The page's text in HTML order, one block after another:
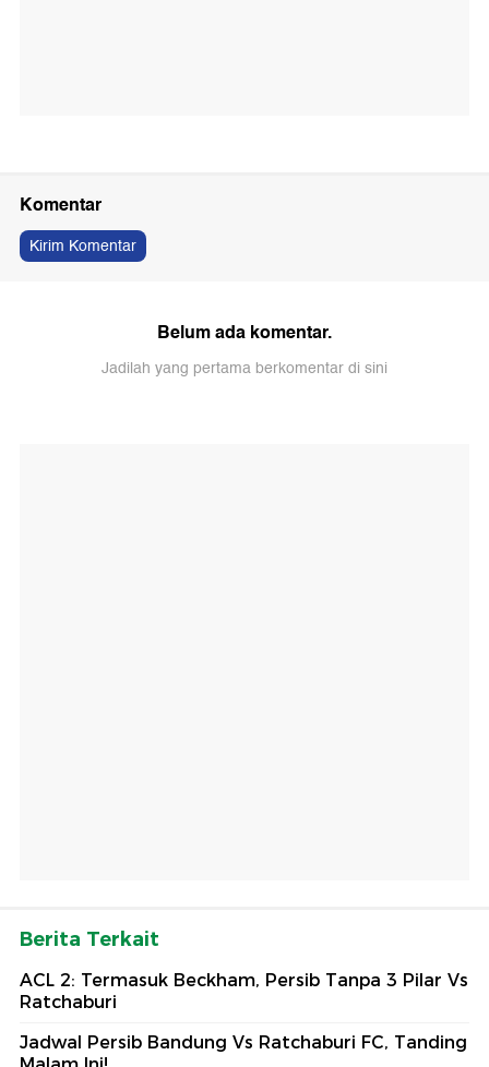
Komentar
Kirim Komentar
Belum ada komentar.
Jadilah yang pertama berkomentar di sini
Berita Terkait
ACL 2: Termasuk Beckham, Persib Tanpa 3 Pilar Vs
Ratchaburi
Jadwal Persib Bandung Vs Ratchaburi FC, Tanding